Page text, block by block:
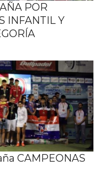
POR
INFANTIL Y
CAMPEONAS